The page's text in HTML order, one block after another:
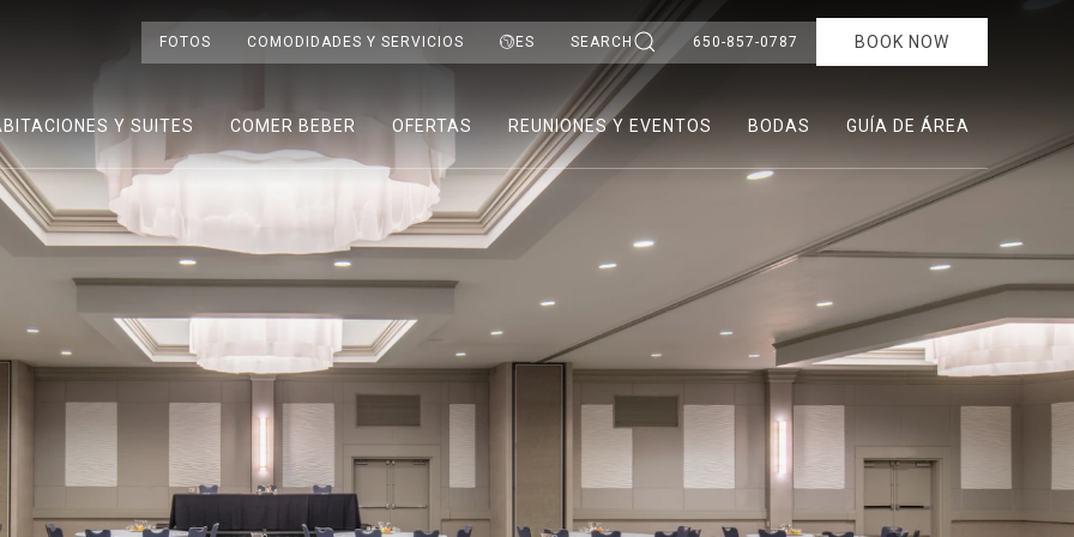
FOTOS COMODIDADES Y SERVICIOS ES SEARCH 650-857-0787 BOOK NOW
Y SUITES COMER BEBER OFERTAS REUNIONES Y EVENTOS BODAS GUÍA DE ÁREA